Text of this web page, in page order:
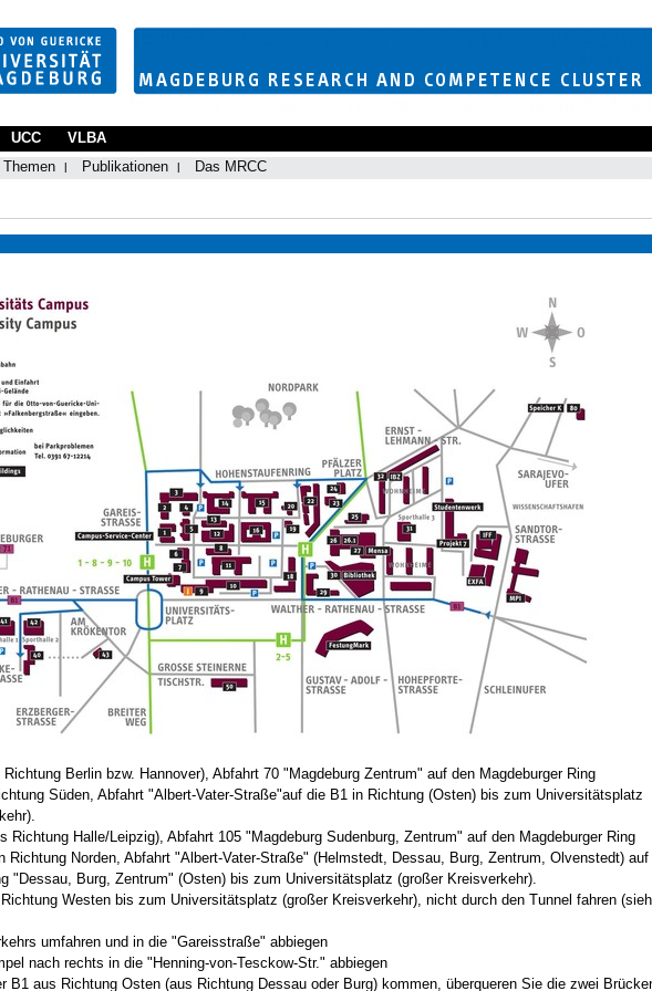
Themen Publikationen Das MRCC
UCC VLBA
Berlin bzw. Hannover), Abfahrt 70 "Magdeburg Zentrum" auf den Magdeburger Ring
Süden, Abfahrt "Albert-Vater-Straße"auf die B1 in Richtung (Osten) bis zum Universitätsplatz
Richtung Halle/Leipzig), Abfahrt 105 "Magdeburg Sudenburg, Zentrum" auf den Magdeburger Ring
Richtung Norden, Abfahrt "Albert-Vater-Straße" (Helmstedt, Dessau, Burg, Zentrum, Olvenstedt) auf
"Dessau, Burg, Zentrum" (Osten) bis zum Universitätsplatz (großer Kreisverkehr).
Westen bis zum Universitätsplatz (großer Kreisverkehr), nicht durch den Tunnel fahren
umfahren und in die "Gareisstraße" abbiegen
nach rechts in die "Henning-von-Tesckow-Str." abbiegen
B1 aus Richtung Osten (aus Richtung Dessau oder Burg) kommen, überqueren Sie die zwei